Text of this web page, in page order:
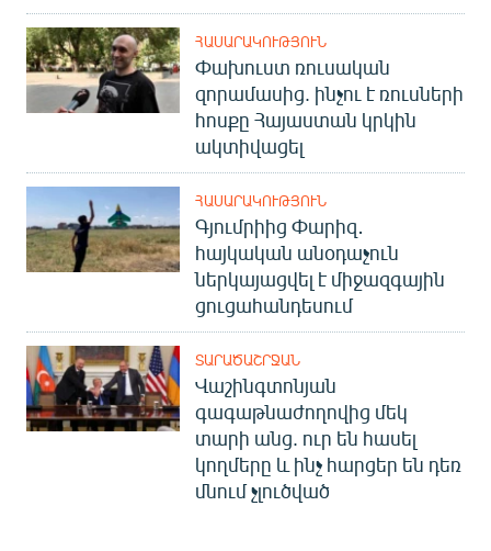
ՀԱՍԱՐԱԿՈՒԹՅՈՒՆ
Փախուստ ռուսական
զորամասից. ինչու է ռուսների
հոսքը Հայաստան կրկին
ակտիվացել
ՀԱՍԱՐԱԿՈՒԹՅՈՒՆ
Գյումրիից Փարիզ․
հայկական անօդաչուն
ներկայացվել է միջազգային
ցուցահանդեսում
ՏԱՐԱԾԱՇՐՋԱՆ
Վաշինգտոնյան
գագաթնաժողովից մեկ
տարի անց. ուր են հասել
կողմերը և ինչ հարցեր են դեռ
մնում չլուծված